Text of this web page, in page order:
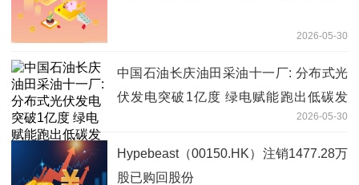
2026-05-30
中国石油长庆油田采油十一厂: 分布式光
伏发电突破1亿度 绿电赋能跑出低碳发
2026-05-30
Hypebeast（00150.HK）注销1477.28万
股已购回股份